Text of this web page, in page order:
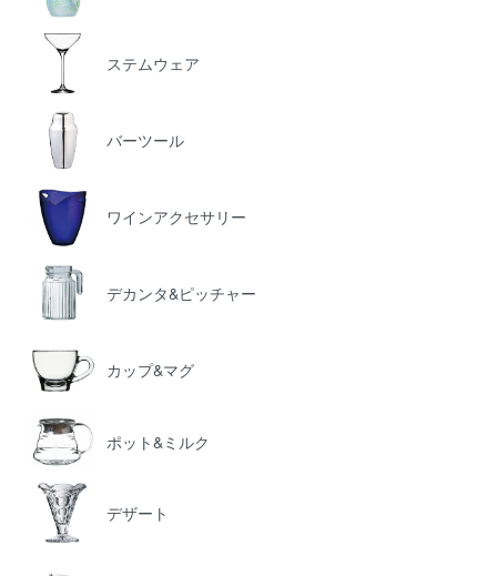
ステムウェア
バーツール
ワインアクセサリー
デカンタ&ピッチャー
カップ&マグ
ポット&ミルク
デザート